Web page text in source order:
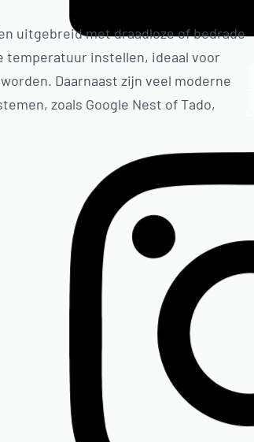
uitgebreid met draadloze of bedrade
temperatuur instellen, ideaal voor
Daarnaast zijn veel moderne
zoals Google Nest of Tado,